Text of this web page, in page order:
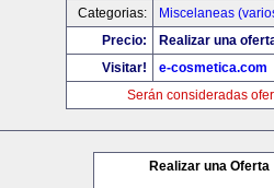
Categorias:
Miscelaneas
Precio:
Realizar una
Visitar!
e-cosmetica.com
Serán consideradas
Realizar una Oferta